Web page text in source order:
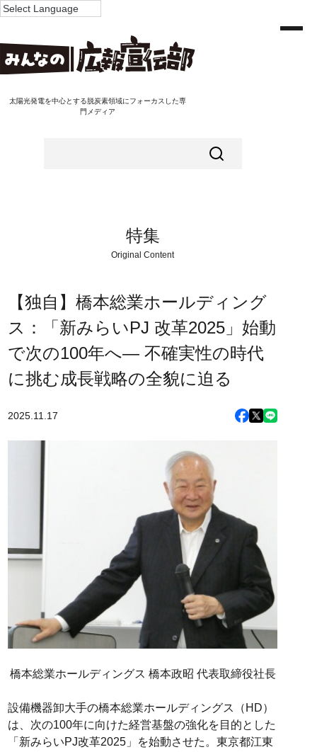
太陽光発電を中心とする脱炭素領域にフォーカスした専
門メディア
特集
Original Content
【独自】橋本総業ホールディング
ス：「新みらいPJ 改革2025」始動
で次の100年へ— 不確実性の時代
に挑む成長戦略の全貌に迫る
2025.11.17
橋本総業ホールディングス 橋本政昭 代表取締役社長
設備機器卸大手の橋本総業ホールディングス（HD）
は、次の100年に向けた経営基盤の強化を目的とした
「新みらいPJ改革2025」を始動させた。東京都江東